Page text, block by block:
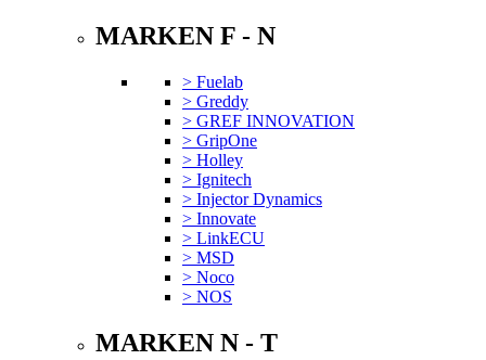
MARKEN F - N
> Fuelab
> Greddy
> GREF INNOVATION
> GripOne
> Holley
> Ignitech
> Injector Dynamics
> Innovate
> LinkECU
> MSD
> Noco
> NOS
MARKEN N - T